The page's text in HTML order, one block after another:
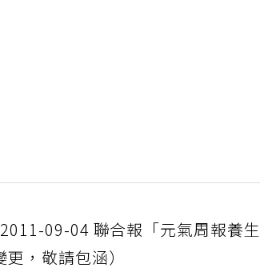
09-04 聯合報「元氣周報養生
，敬請包涵）